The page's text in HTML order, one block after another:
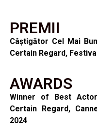
PREMII
Câștigător Cel Mai
Certain Regard,
AWARDS
Winner of Best
Certain Regard,
2024